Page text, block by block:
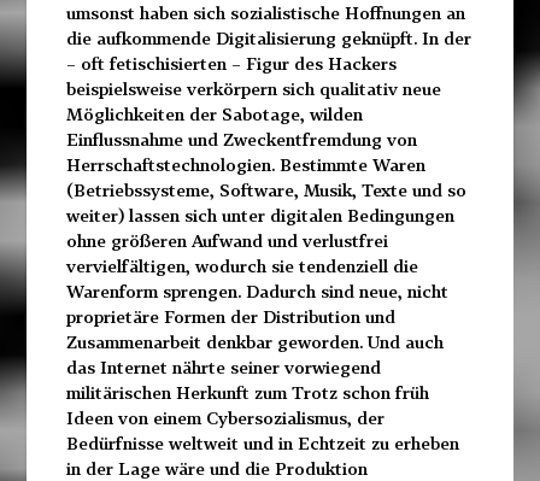
umsonst haben sich sozialistische Hoffnungen an
die aufkommende Digitalisierung geknüpft. In der
– oft fetischisierten – Figur des Hackers
beispielsweise verkörpern sich qualitativ neue
Möglichkeiten der Sabotage, wilden
Einflussnahme und Zweckentfremdung von
Herrschaftstechnologien. Bestimmte Waren
(Betriebssysteme, Software, Musik, Texte und so
weiter) lassen sich unter digitalen Bedingungen
ohne größeren Aufwand und verlustfrei
vervielfältigen, wodurch sie tendenziell die
Warenform sprengen. Dadurch sind neue, nicht
proprietäre Formen der Distribution und
Zusammenarbeit denkbar geworden. Und auch
das Internet nährte seiner vorwiegend
militärischen Herkunft zum Trotz schon früh
Ideen von einem Cybersozialismus, der
Bedürfnisse weltweit und in Echtzeit zu erheben
in der Lage wäre und die Produktion